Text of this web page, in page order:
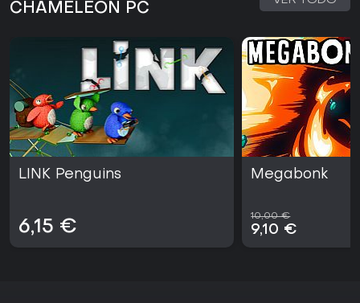
CHAMELEON PC
LINK Penguins
6,15 €
Megabonk
10,00 €
9,10 €